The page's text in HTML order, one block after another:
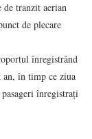
tranzit aerian
de plecare
înregistrând
an, în timp ce ziua
înregistrați